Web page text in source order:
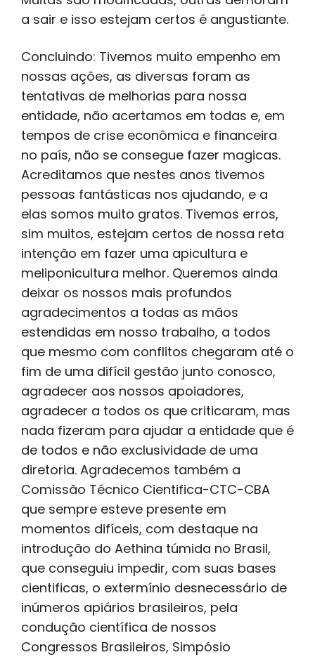
a sair e isso estejam certos é angustiante.
Concluindo: Tivemos muito empenho em
nossas ações, as diversas foram as
tentativas de melhorias para nossa
entidade, não acertamos em todas e, em
tempos de crise econômica e financeira
no país, não se consegue fazer magicas.
Acreditamos que nestes anos tivemos
pessoas fantásticas nos ajudando, e a
elas somos muito gratos. Tivemos erros,
sim muitos, estejam certos de nossa reta
intenção em fazer uma apicultura e
meliponicultura melhor. Queremos ainda
deixar os nossos mais profundos
agradecimentos a todas as mãos
estendidas em nosso trabalho, a todos
que mesmo com conflitos chegaram até o
fim de uma difícil gestão junto conosco,
agradecer aos nossos apoiadores,
agradecer a todos os que criticaram, mas
nada fizeram para ajudar a entidade que é
de todos e não exclusividade de uma
diretoria. Agradecemos também a
Comissão Técnico Cientifica-CTC-CBA
que sempre esteve presente em
momentos difíceis, com destaque na
introdução do Aethina túmida no Brasil,
que conseguiu impedir, com suas bases
cientificas, o extermínio desnecessário de
inúmeros apiários brasileiros, pela
condução científica de nossos
Congressos Brasileiros, Simpósio